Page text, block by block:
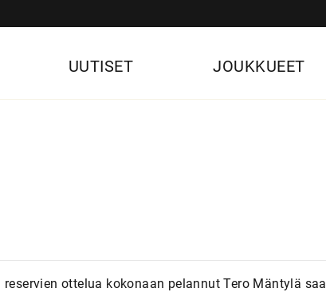
UUTISET JOUKKUEET
ottelua kokonaan pelannut Tero Mäntylä saa